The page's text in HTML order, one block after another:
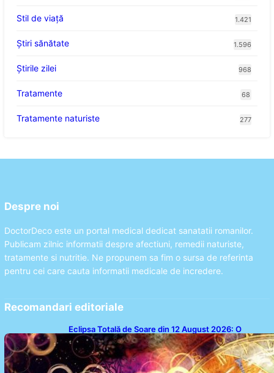
Stil de viaţă 1.421
Ştiri sănătate 1.596
Știrile zilei 968
Tratamente 68
Tratamente naturiste 277
Despre noi
DoctorDeco este un portal medical dedicat sanatatii romanilor.
Publicam zilnic informatii despre afectiuni, remedii naturiste,
tratamente si nutritie. Ne propunem sa fim o sursa de referinta
pentru cei care cauta informatii medicale de incredere.
Recomandari editoriale
Eclipsa Totală de Soare din 12 August 2026: O
Analiză a Impactului asupra Trei Zodii și a Ciclului de
18 Ani